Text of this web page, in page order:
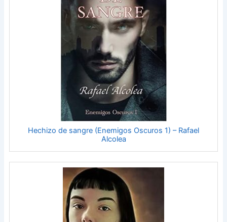
Hechizo de sangre (Enemigos Oscuros 1) – Rafael
Alcolea